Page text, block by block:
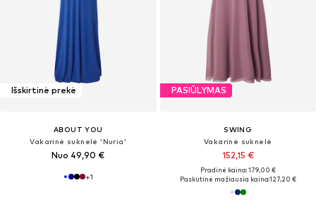
Išskirtinė prekė
ABOUT YOU
Vakarinė suknelė 'Nuria'
Nuo 49,90 €
+1
PASIŪLYMAS
SWING
Vakarinė suknelė
152,15 €
Pradinė kaina: 179,00 €
Paskutinė mažiausia kaina:127,20 €